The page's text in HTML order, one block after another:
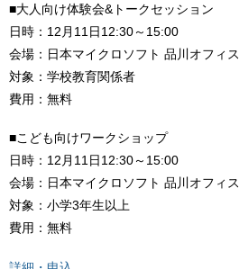
■大人向け体験会&トークセッション
日時：12月11日12:30～15:00
会場：日本マイクロソフト 品川オフィス
対象：学校教育関係者
費用：無料
■こども向けワークショップ
日時：12月11日12:30～15:00
会場：日本マイクロソフト 品川オフィス
対象：小学3年生以上
費用：無料